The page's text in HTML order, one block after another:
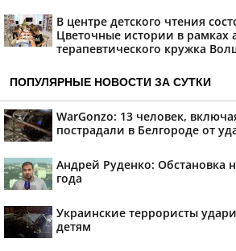
В центре детского чтения
Цветочные истории в рамках
терапевтического кружка
ПОПУЛЯРНЫЕ НОВОСТИ ЗА СУТКИ
WarGonzo: 13 человек,
пострадали в Белгороде от
Андрей Руденко: Обстановка
года
Украинские террористы
детям